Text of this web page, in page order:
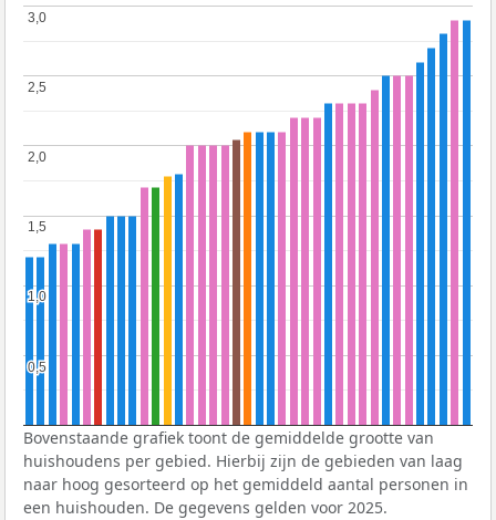
0,5
0,5
1,0
1,0
1,5
1,5
2,0
2,0
2,5
2,5
3,0
3,0
Bovenstaande grafiek toont de gemiddelde grootte van
huishoudens per gebied. Hierbij zijn de gebieden van laag
naar hoog gesorteerd op het gemiddeld aantal personen in
een huishouden. De gegevens gelden voor 2025.